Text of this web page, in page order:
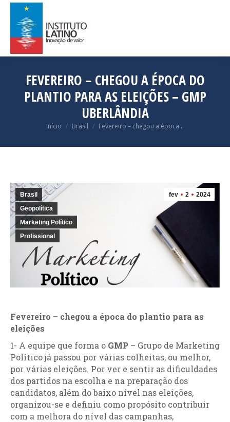
FEVEREIRO – CHEGOU A ÉPOCA DO
PLANTIO PARA AS ELEIÇÕES – GMP
UBERLÂNDIA
Você está aqui:
Início Brasil Fevereiro – chegou a época…
fev 2 2024
Brasil
Geopolítica
Marketing Político
Profissional
Fevereiro – chegou a época do plantio para as
eleições
1- A equipe que forma o GMP – Grupo de Marketing
Político já passou por várias colheitas, ou melhor,
por várias eleições. Por ver e sentir as dificuldades
dos partidos na escolha e na preparação dos
candidatos, além do baixo nível nas eleições,
organizou-se e definiu como propósito contribuir
com a melhora do nível das campanhas,